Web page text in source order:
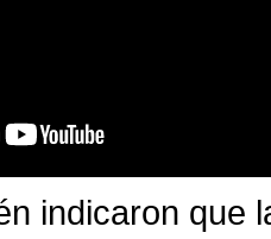
indicaron que